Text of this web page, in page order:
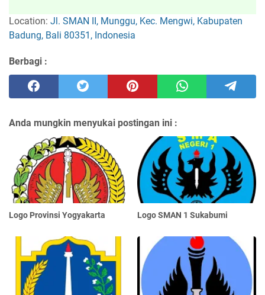
Location: Jl. SMAN II, Munggu, Kec. Mengwi, Kabupaten
Badung, Bali 80351, Indonesia
Berbagi :
Anda mungkin menyukai postingan ini :
Logo Provinsi Yogyakarta Logo SMAN 1 Sukabumi